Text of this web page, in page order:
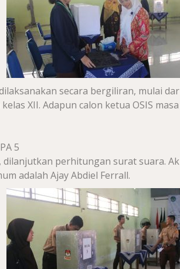
secara bergiliran, mulai
XII. Adapun calon ketua OSIS
5
dilanjutkan perhitungan surat suara.
adalah Ajay Abdiel Ferrall.